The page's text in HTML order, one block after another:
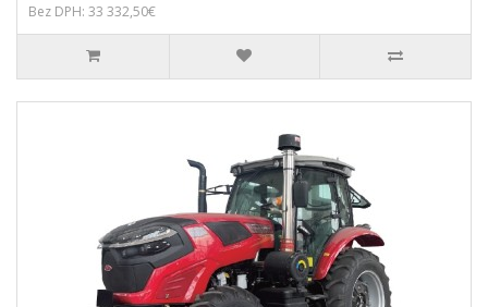
Bez DPH: 33 332,50€